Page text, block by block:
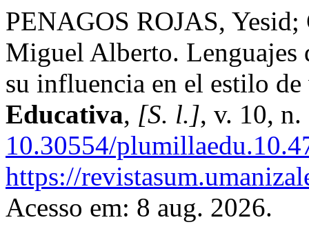
PENAGOS ROJAS,
Miguel Alberto. Lenguajes
su influencia en el estilo
Educativa, [S. l.], v. 10,
10.30554/
https://
Acesso em: 8 aug. 2026.